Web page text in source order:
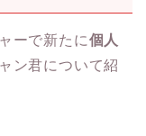
ーで新たに個人
ン君について紹